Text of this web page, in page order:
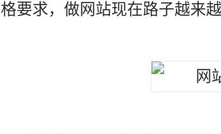
格要求，做网站现在路子越来